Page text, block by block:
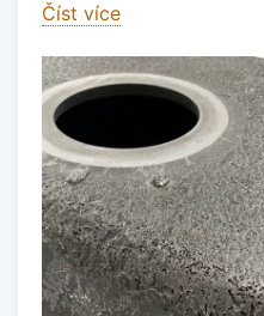
Číst více